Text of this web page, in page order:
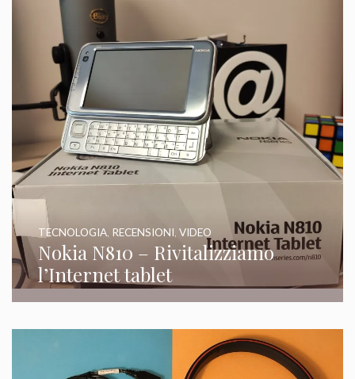
Nokia N810 – Rivitalizziamo
l’Internet tablet
TECNOLOGIA RECENSIONI ,VIDEO